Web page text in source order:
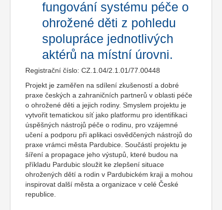
fungování systému péče o
ohrožené děti z pohledu
spolupráce jednotlivých
aktérů na místní úrovni.
Registrační číslo: CZ.1.04/2.1.01/77.00448
Projekt je zaměřen na sdílení zkušeností a dobré
praxe českých a zahraničních partnerů v oblasti péče
o ohrožené děti a jejich rodiny. Smyslem projektu je
vytvořit tematickou síť jako platformu pro identifikaci
úspěšných nástrojů péče o rodinu, pro vzájemné
učení a podporu při aplikaci osvědčených nástrojů do
praxe vrámci města Pardubice. Součástí projektu je
šíření a propagace jeho výstupů, které budou na
příkladu Pardubic sloužit ke zlepšení situace
ohrožených dětí a rodin v Pardubickém kraji a mohou
inspirovat další města a organizace v celé České
republice.